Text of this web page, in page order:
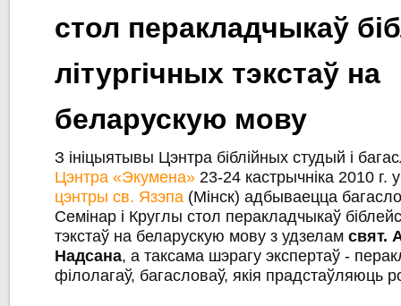
стол перакладчыкаў
літургічных тэкстаў на
беларускую мову
З ініцыятывы Цэнтра біблійных студый і
Цэнтра «Экумена» 23-24 кастрычніка 2010 г.
цэнтры св. Язэпа (Мінск) адбываецца
Семінар і Круглы стол перакладчыкаў
тэкстаў на беларускую мову з удзеламсвят.
Надсана, а таксама шэрагу экспертаў -
філолагаў, багасловаў, якія прадстаўляюць